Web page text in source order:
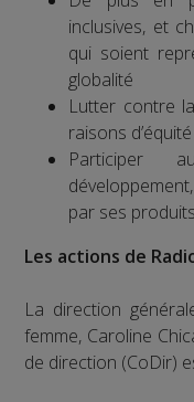
inclusives, et
qui soient
globalité
Lutter contre
raisons
Participer
par ses
Les actions de
La direction
femme, Caroline
de direction (CoDir)